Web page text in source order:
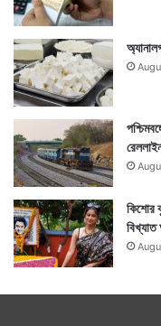
কিশোর
বিখ্যাত